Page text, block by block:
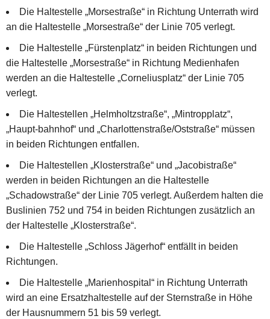
Die Haltestelle „Morsestraße“ in Richtung Unterrath wird
an die Haltestelle „Morsestraße“ der Linie 705 verlegt.
Die Haltestelle „Fürstenplatz“ in beiden Richtungen und
die Haltestelle „Morsestraße“ in Richtung Medienhafen
werden an die Haltestelle „Corneliusplatz“ der Linie 705
verlegt.
Die Haltestellen „Helmholtzstraße“, „Mintropplatz“,
„Haupt-bahnhof“ und „Charlottenstraße/Oststraße“ müssen
in beiden Richtungen entfallen.
Die Haltestellen „Klosterstraße“ und „Jacobistraße“
werden in beiden Richtungen an die Haltestelle
„Schadowstraße“ der Linie 705 verlegt. Außerdem halten die
Buslinien 752 und 754 in beiden Richtungen zusätzlich an
der Haltestelle „Klosterstraße“.
Die Haltestelle „Schloss Jägerhof“ entfällt in beiden
Richtungen.
Die Haltestelle „Marienhospital“ in Richtung Unterrath
wird an eine Ersatzhaltestelle auf der Sternstraße in Höhe
der Hausnummern 51 bis 59 verlegt.